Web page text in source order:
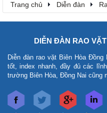
Trang chủ Diễn đàn
DIỄN ĐÀN RAO
Diễn đàn rao vặt Biên Hòa Đồng
tốt, index nhanh, đầy đủ các
trường Biên Hòa, Đồng Nai cũng